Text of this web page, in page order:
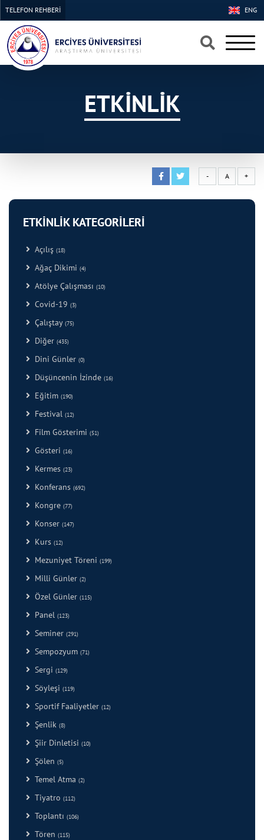
×
×
ENG
TELEFON REHBERİ
ETKİNLİK
- A +
ETKİNLİK KATEGORİLERİ
Açılış (18)
Ağaç Dikimi (4)
Atölye Çalışması (10)
Covid-19 (3)
Çalıştay (75)
Diğer (435)
Dini Günler (0)
Düşüncenin İzinde (16)
Eğitim (190)
Festival (12)
Film Gösterimi (51)
Gösteri (16)
Kermes (23)
Konferans (692)
Kongre (77)
Konser (147)
Kurs (12)
Mezuniyet Töreni (199)
Milli Günler (2)
Özel Günler (115)
Panel (123)
Seminer (291)
Sempozyum (71)
Sergi (129)
Söyleşi (119)
Sportif Faaliyetler (12)
Şenlik (8)
Şiir Dinletisi (10)
Şölen (5)
Temel Atma (2)
Tiyatro (112)
Toplantı (106)
Tören (115)